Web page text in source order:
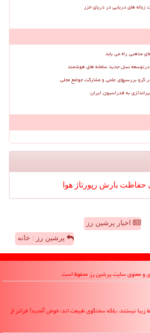
های دریایی در دریای خزر
مذهبی راه می یابد
درتوسعه نسل جدید سامانه های هوشمند
گرو بررسیهای علمی و مشارکت جوامع محلی
به فدراسیون ایران
حفاظت بارش رپورتاژ هوا
اخبار پرشین رز
پرشین رز : خانه
نیستند، بلکه سخنگوی طبیعت اند، خوش آمدید! فراتر از